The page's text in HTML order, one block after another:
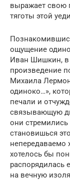
выражает свою
тяготы этой
ощущение
Иван Шишкин, в
произведение
Михаила
одиноко…»,
печали и
связывающую
они стремились
становишься
непередаваемо
хотелось бы
распорядилась
на вечную